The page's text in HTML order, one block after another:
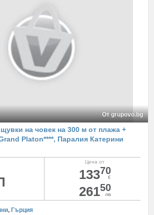
От grupovo.bg
на човек на 300 м от плажа +
Platon****, Паралия Катерини
Цена от
13370
€
26150
лв
, Гърция